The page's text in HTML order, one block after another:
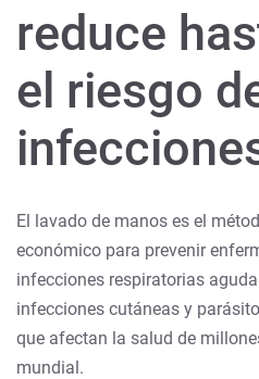
reduce
el riesgo
El lavado de manos es el
económico para prevenir
infecciones respiratorias
infecciones cutáneas y
que afectan la salud de
mundial.